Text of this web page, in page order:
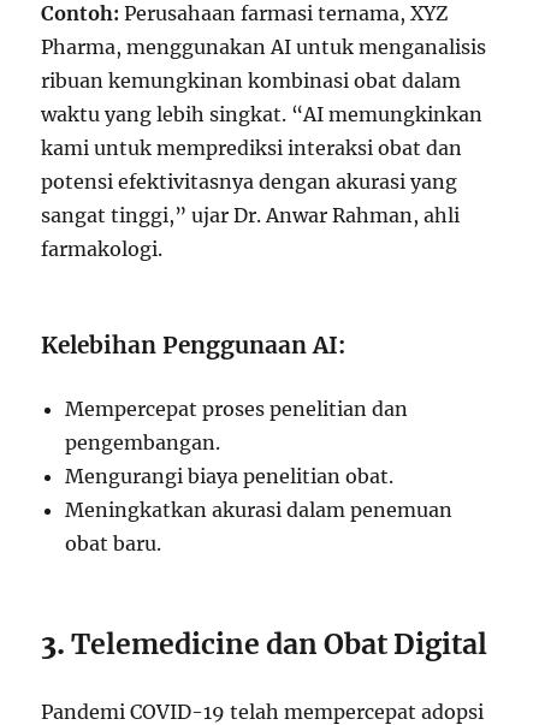
Contoh: Perusahaan farmasi ternama, XYZ
Pharma, menggunakan AI untuk menganalisis
ribuan kemungkinan kombinasi obat dalam
waktu yang lebih singkat. “AI memungkinkan
kami untuk memprediksi interaksi obat dan
potensi efektivitasnya dengan akurasi yang
sangat tinggi,” ujar Dr. Anwar Rahman, ahli
farmakologi.
Kelebihan Penggunaan AI:
Mempercepat proses penelitian dan
pengembangan.
Mengurangi biaya penelitian obat.
Meningkatkan akurasi dalam penemuan
obat baru.
3.Telemedicine dan Obat Digital
Pandemi COVID-19 telah mempercepat adopsi